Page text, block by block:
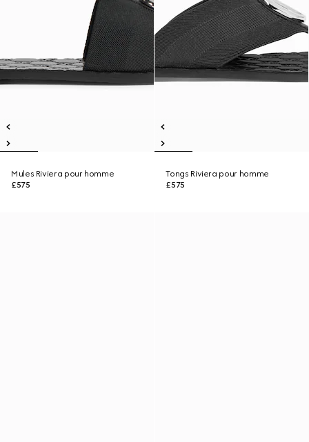
Mules Riviera pour homme
£575
Tongs Riviera pour homme
£575